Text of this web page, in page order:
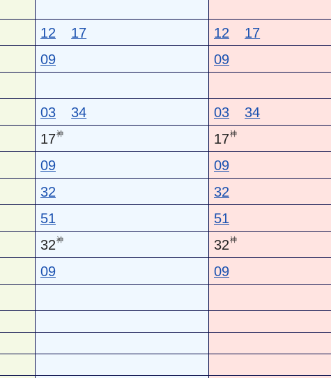
12 17 12 17
09 09
03 34 03 34
17神 17神
09 09
32 32
51 51
32神 32神
09 09